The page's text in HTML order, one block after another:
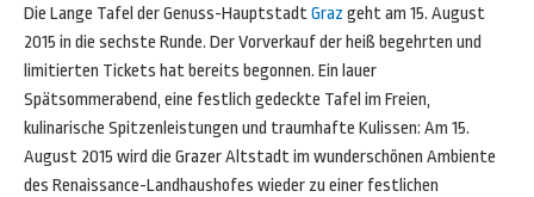
Die Lange Tafel der Genuss-HauptstadtGraz geht am 15. August
2015 in die sechste Runde. Der Vorverkauf der heiß begehrten und
limitierten Tickets hat bereits begonnen. Ein lauer
Spätsommerabend, eine festlich gedeckte Tafel im Freien,
kulinarische Spitzenleistungen und traumhafte Kulissen: Am 15.
August 2015 wird die Grazer Altstadt im wunderschönen Ambiente
des Renaissance-Landhaushofes wieder zu einer festlichen